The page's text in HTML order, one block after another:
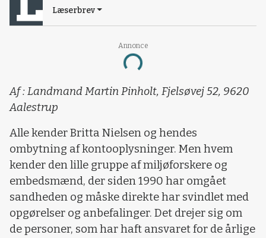
Annonce
Loading...
Læserbrev
Af : Landmand Martin Pinholt, Fjelsøvej 52, 9620
Aalestrup
Alle kender Britta Nielsen og hendes
ombytning af kontooplysninger. Men hvem
kender den lille gruppe af miljøforskere og
embedsmænd, der siden 1990 har omgået
sandheden og måske direkte har svindlet med
opgørelser og anbefalinger. Det drejer sig om
de personer, som har haft ansvaret for de årlige